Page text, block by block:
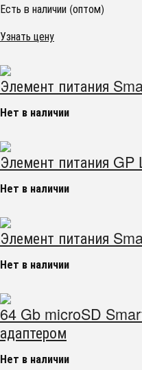
Есть в наличии (оптом)
Узнать цену
Элемент питания
Нет в наличии
Элемент питания
Нет в наличии
Элемент питания
Нет в наличии
64 Gb microSD
адаптером
Нет в наличии